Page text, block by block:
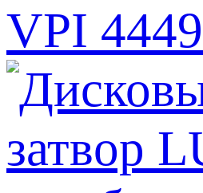
VPI